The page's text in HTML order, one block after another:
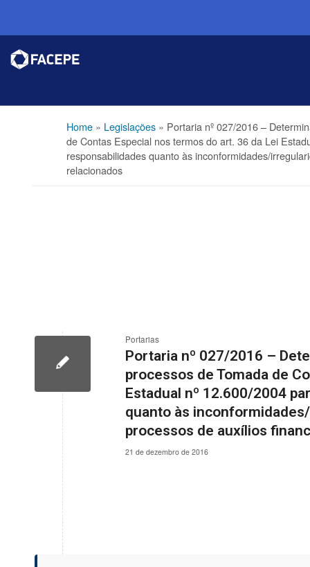
Home» Legislações» Portaria nº 027/2016 –
de Contas Especial nos termos do art. 36 da Lei
responsabilidades quanto às inconformidades/
relacionados
Portarias
Portaria nº 027/2016 –
processos de Tomada de
Estadual nº 12.600/2004
quanto às
processos de auxílios
21 de dezembro de 2016